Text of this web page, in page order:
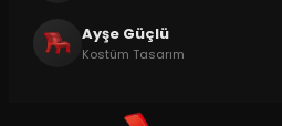
Ayşe Güçlü
Kostüm Tasarım